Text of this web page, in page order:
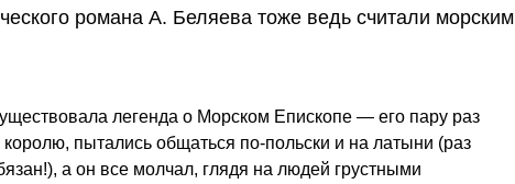
романа А. Беляева тоже ведь считали морским
легенда о Морском Епископе — его пару раз
пытались общаться по-польски и на латыни (раз
а он все молчал, глядя на людей грустными